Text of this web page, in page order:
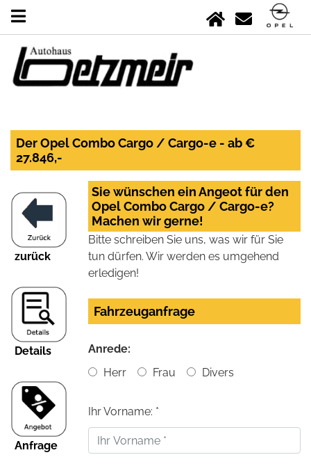
Der Opel Combo Cargo / Cargo-e - ab €
27.846,-
zurück
Details
Anfrage
Sie wünschen ein Angeot für den
Opel Combo Cargo / Cargo-e?
Machen wir gerne!
Bitte schreiben Sie uns, was wir für Sie
tun dürfen. Wir werden es umgehend
erledigen!
Fahrzeuganfrage
Anrede:
Herr
Frau Divers
Ihr Vorname: *